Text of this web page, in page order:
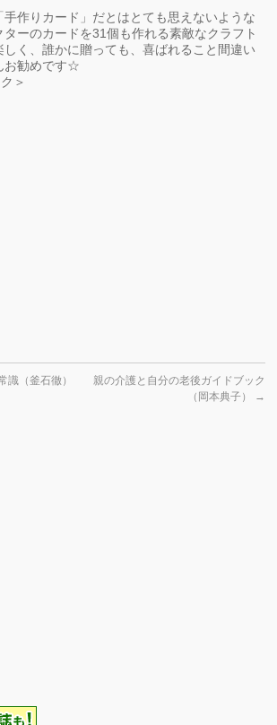
作りカード」だとはとても思えないような
ーのカードを31個も作れる素敵なクラフト
しく、誰かに贈っても、喜ばれること間違い
お勧めです☆
＞
識（釜石徹）
親の介護と自分の老後ガイドブック
（岡本典子）
→